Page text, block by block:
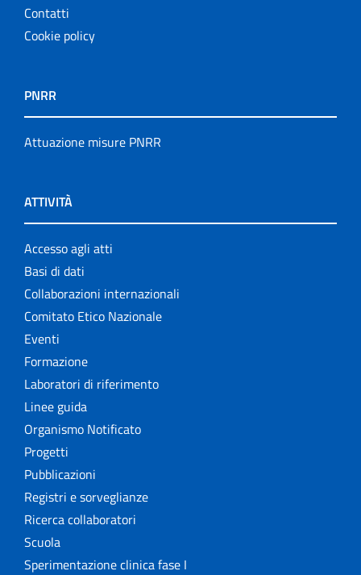
Contatti
Cookie policy
PNRR
Attuazione misure PNRR
ATTIVITÀ
Accesso agli atti
Basi di dati
Collaborazioni internazionali
Comitato Etico Nazionale
Eventi
Formazione
Laboratori di riferimento
Linee guida
Organismo Notificato
Progetti
Pubblicazioni
Registri e sorveglianze
Ricerca collaboratori
Scuola
Sperimentazione clinica fase I